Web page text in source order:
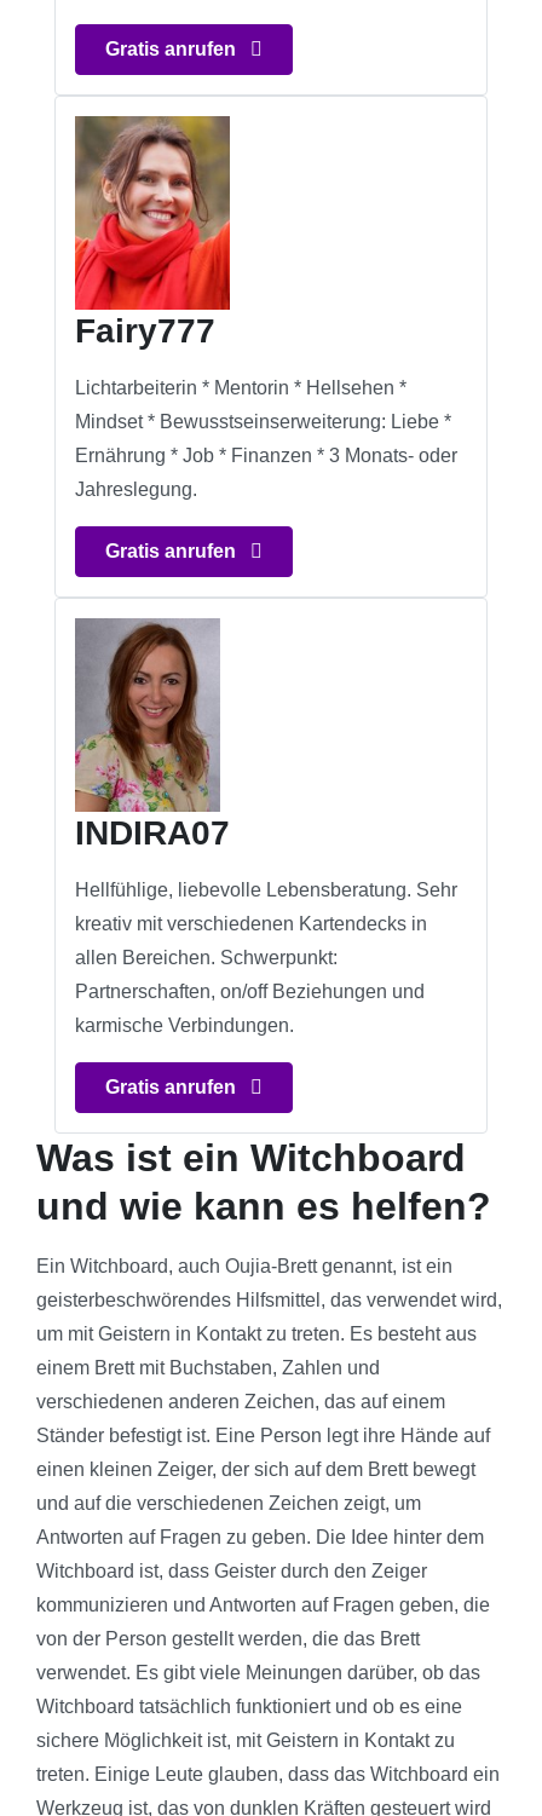
Gratis anrufen
Fairy777
Lichtarbeiterin * Mentorin * Hellsehen *
Mindset * Bewusstseinserweiterung: Liebe *
Ernährung * Job * Finanzen * 3 Monats- oder
Jahreslegung.
Gratis anrufen
INDIRA07
Hellfühlige, liebevolle Lebensberatung. Sehr
kreativ mit verschiedenen Kartendecks in
allen Bereichen. Schwerpunkt:
Partnerschaften, on/off Beziehungen und
karmische Verbindungen.
Gratis anrufen
Was ist ein Witchboard
und wie kann es helfen?
Ein Witchboard, auch Oujia-Brett genannt, ist ein
geisterbeschwörendes Hilfsmittel, das verwendet wird,
um mit Geistern in Kontakt zu treten. Es besteht aus
einem Brett mit Buchstaben, Zahlen und
verschiedenen anderen Zeichen, das auf einem
Ständer befestigt ist. Eine Person legt ihre Hände auf
einen kleinen Zeiger, der sich auf dem Brett bewegt
und auf die verschiedenen Zeichen zeigt, um
Antworten auf Fragen zu geben. Die Idee hinter dem
Witchboard ist, dass Geister durch den Zeiger
kommunizieren und Antworten auf Fragen geben, die
von der Person gestellt werden, die das Brett
verwendet. Es gibt viele Meinungen darüber, ob das
Witchboard tatsächlich funktioniert und ob es eine
sichere Möglichkeit ist, mit Geistern in Kontakt zu
treten. Einige Leute glauben, dass das Witchboard ein
Werkzeug ist, das von dunklen Kräften gesteuert wird